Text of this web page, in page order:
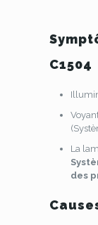
C1504
La
des